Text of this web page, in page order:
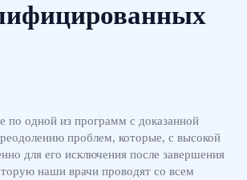
по одной из программ с доказанной
проблем, которые, с высокой
для его исключения после завершения
наши врачи проводят со всем